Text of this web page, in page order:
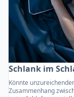
Schlank im
Könnte
Zusammenhang